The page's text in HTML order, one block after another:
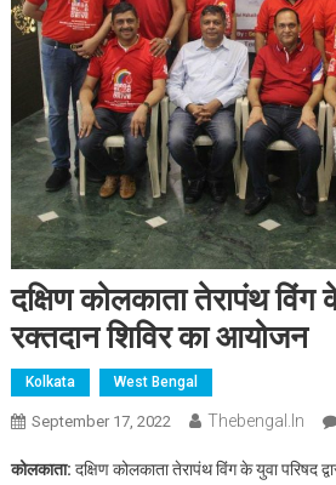
दक्षिण कोलकाता तेरापंथ विंग के
रक्तदान शिविर का आयोजन
Kolkata West Bengal
September 17, 2022 Thebengal.in
कोलकाता: दक्षिण कोलकाता तेरापंथ विंग के युवा परिषद